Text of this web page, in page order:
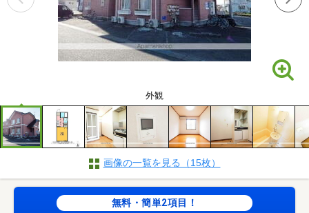
外観
画像の一覧を見る（15枚）
無料・簡単2項目！